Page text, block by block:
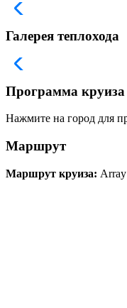
Галерея теплохода
Программа круиза
Нажмите на город для
Маршрут
Маршрут круиза: Array